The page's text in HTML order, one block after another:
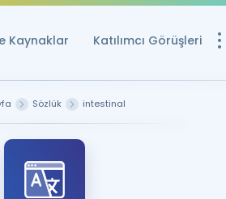
Kaynaklar Katılımcı Görüşleri
Sözlük intestinal